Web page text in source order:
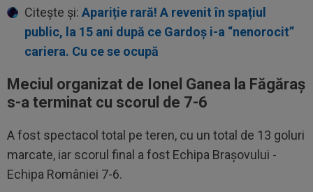
Citește și: Apariție rară! A revenit în spațiul
public, la 15 ani după ce Gardoș i-a “nenorocit”
cariera. Cu ce se ocupă
Meciul organizat de Ionel Ganea la Făgăraș
s-a terminat cu scorul de 7-6
A fost spectacol total pe teren, cu un total de 13 goluri
marcate, iar scorul final a fost Echipa Brașovului -
Echipa României 7-6.